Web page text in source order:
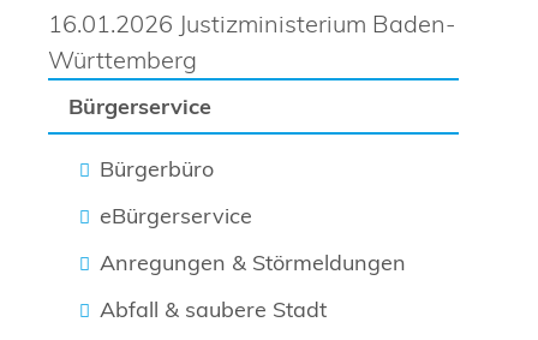
Bürgerservice
Bürgerbüro
eBürgerservice
Anregungen & Störmeldungen
Abfall & saubere Stadt
16.01.2026 Justizministerium Baden-
Württemberg